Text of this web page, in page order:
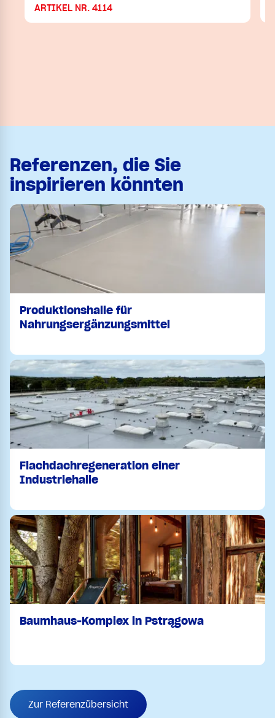
ARTIKEL NR. 4114
Referenzen, die Sie
inspirieren könnten
Produktionshalle für
Nahrungsergänzungsmittel
Flachdachregeneration einer
Industriehalle
Baumhaus-Komplex in Pstrągowa
Zur Referenzübersicht